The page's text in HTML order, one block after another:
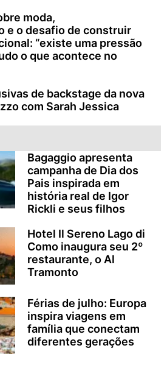
moda,
e o desafio de construir
“existe uma pressão
o que acontece no
de backstage da nova
com Sarah Jessica
Bagaggio apresenta
campanha de Dia dos
Pais inspirada em
história real de Igor
Rickli e seus filhos
Hotel Il Sereno Lago di
Como inaugura seu 2º
restaurante, o Al
Tramonto
Férias de julho: Europa
inspira viagens em
família que conectam
diferentes gerações